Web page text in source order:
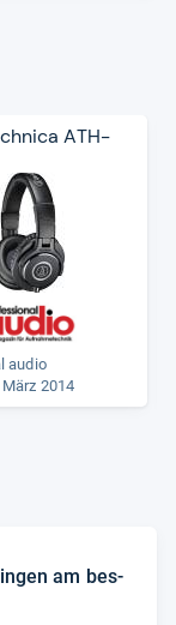
ATH-
audio
2014
am bes­